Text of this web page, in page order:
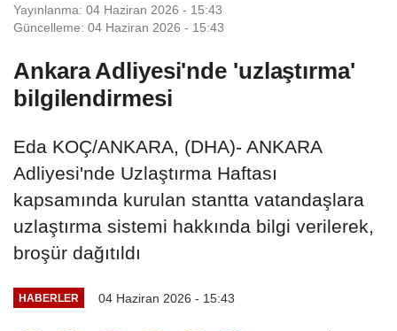
Yayınlanma: 04 Haziran 2026 - 15:43
Güncelleme: 04 Haziran 2026 - 15:43
Ankara Adliyesi'nde 'uzlaştırma'
bilgilendirmesi
Eda KOÇ/ANKARA, (DHA)- ANKARA
Adliyesi'nde Uzlaştırma Haftası
kapsamında kurulan stantta vatandaşlara
uzlaştırma sistemi hakkında bilgi verilerek,
broşür dağıtıldı
HABERLER 04 Haziran 2026 - 15:43